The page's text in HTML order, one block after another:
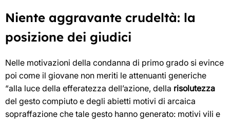
Niente aggravante crudeltà: la
posizione dei giudici
Nelle motivazioni della condanna di primo grado si evince
poi come il giovane non meriti le attenuanti generiche
“alla luce della efferatezza dell’azione, della risolutezza
del gesto compiuto e degli abietti motivi di arcaica
sopraffazione che tale gesto hanno generato: motivi vili e